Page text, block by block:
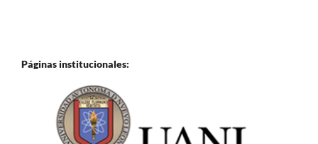
Páginas institucionales: